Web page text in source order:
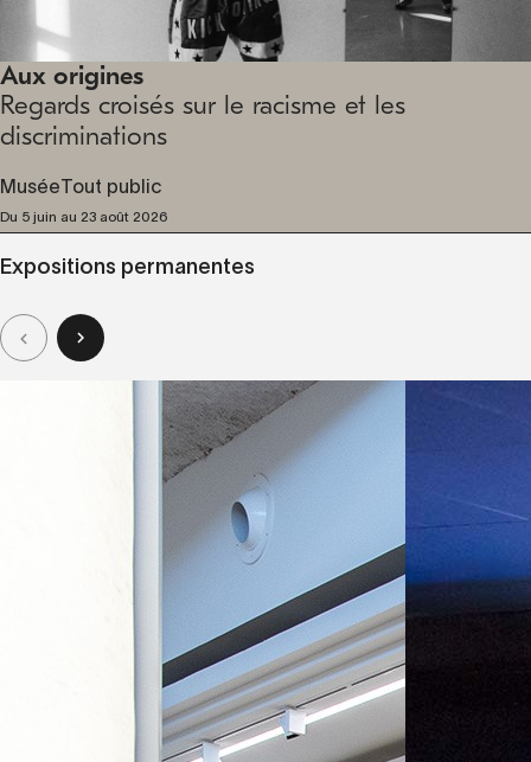
Aux origines
Regards croisés sur le racisme et les
discriminations
MuséeTout public
Du 5 juin au 23 août 2026
Expositions permanentes